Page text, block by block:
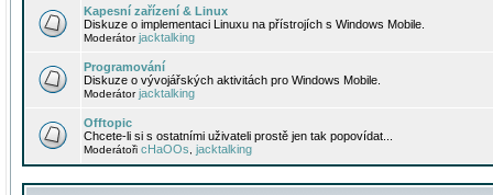
Kapesní zařízení & Linux
Diskuze o implementaci Linuxu na přístrojích s Windows Mobile.
Moderátorjacktalking
Programování
Diskuze o vývojářských aktivitách pro Windows Mobile.
Moderátorjacktalking
Offtopic
Chcete-li si s ostatními uživateli prostě jen tak popovídat...
Moderátoři cHaOOs jacktalking